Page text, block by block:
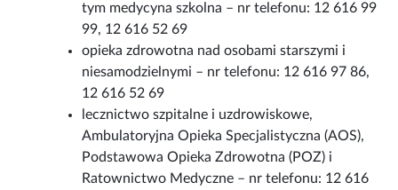
tym medycyna szkolna – nr telefonu: 12 616 99
99, 12 616 52 69
opieka zdrowotna nad osobami starszymi i
niesamodzielnymi – nr telefonu: 12 616 97 86,
12 616 52 69
lecznictwo szpitalne i uzdrowiskowe,
Ambulatoryjna Opieka Specjalistyczna (AOS),
Podstawowa Opieka Zdrowotna (POZ) i
Ratownictwo Medyczne – nr telefonu: 12 616